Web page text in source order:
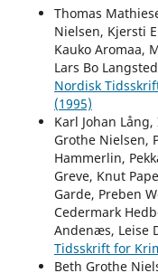
Thomas
Nielsen, Kjersti
Kauko Aromaa,
Lars Bo
Nordisk
(1995)
Karl Johan
Grothe Nielsen,
Hammerlin,
Greve, Knut
Garde, Preben
Cedermark
Andenæs, Leise
Tidsskrift for
Beth Grothe